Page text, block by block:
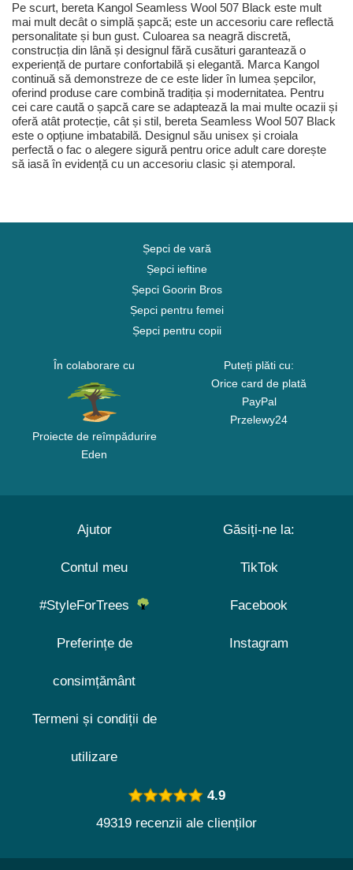
Pe scurt, bereta Kangol Seamless Wool 507 Black este mult
mai mult decât o simplă șapcă; este un accesoriu care reflectă
personalitate și bun gust. Culoarea sa neagră discretă,
construcția din lână și designul fără cusături garantează o
experiență de purtare confortabilă și elegantă. Marca Kangol
continuă să demonstreze de ce este lider în lumea șepcilor,
oferind produse care combină tradiția și modernitatea. Pentru
cei care caută o șapcă care se adaptează la mai multe ocazii și
oferă atât protecție, cât și stil, bereta Seamless Wool 507 Black
este o opțiune imbatabilă. Designul său unisex și croiala
perfectă o fac o alegere sigură pentru orice adult care dorește
să iasă în evidență cu un accesoriu clasic și atemporal.
Șepci de vară
Șepci ieftine
Șepci Goorin Bros
Șepci pentru femei
Șepci pentru copii
În colaborare cu
Proiecte de reîmpădurire
Eden
Puteți plăti cu:
Orice card de plată
PayPal
Przelewy24
Ajutor
Contul meu
#StyleForTrees
Preferințe de
consimțământ
Termeni și condiții de
utilizare
Găsiți-ne la:
TikTok
Facebook
Instagram
4.9
49319 recenzii ale clienților